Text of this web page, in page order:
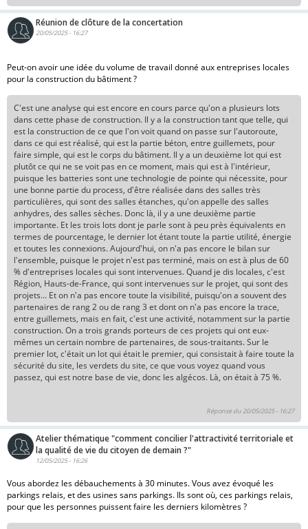
Réunion de clôture de la concertation
20/05/2025 - 16:27
Peut-on avoir une idée du volume de travail donné aux entreprises locales
pour la construction du bâtiment ?
C'est une analyse qui est encore en cours parce qu'on a plusieurs lots
dans cette phase de construction. Il y a la construction tant que telle, qui
est la construction de ce que l'on voit quand on passe sur l'autoroute,
dans ce qui est réalisé, qui est la partie béton, entre guillemets, pour
faire simple, qui est le corps du bâtiment. Il y a un deuxième lot qui est
plutôt ce qui ne se voit pas en ce moment, mais qui est à l'intérieur,
puisque les batteries sont une technologie de pointe qui nécessite, pour
une bonne partie du process, d'être réalisée dans des salles très
particulières, qui sont des salles étanches, qu'on appelle des salles
anhydres, des salles sèches. Donc là, il y a une deuxième partie
importante. Et les trois lots dont je parle sont à peu près équivalents en
termes de pourcentage, le dernier lot étant toute la partie utilité, énergie
et toutes les connexions. Aujourd'hui, on n'a pas encore le bilan sur
l'ensemble, puisque le projet n'est pas terminé, mais on est à plus de 60
% d'entreprises locales qui sont intervenues. Quand je dis locales, c'est
Région, Hauts-de-France, qui sont intervenues sur le projet, qui sont des
projets... Et on n'a pas encore toute la visibilité, puisqu'on a souvent des
partenaires de rang 2 ou de rang 3 et dont on n'a pas encore la trace,
entre guillemets, mais en fait, c'est une activité, notamment sur la partie
construction. On a trois grands porteurs de ces projets qui ont eux-
mêmes un certain nombre de partenaires, de sous-traitants. Sur le
premier lot, c'était un lot qui était le premier, qui consistait à faire toute la
sécurité du site, les verdets du site, ce que vous voyez quand vous
passez, qui est notre base de vie, donc les algécos. Là, on était à 75 %.
Réponse du 20/05/2025 - 16:27
Atelier thématique "comment concilier l'attractivité territoriale et
la qualité de vie du citoyen de demain ?"
12/05/2025 - 16:26
Vous abordez les débauchements à 30 minutes. Vous avez évoqué les
parkings relais, et des usines sans parkings. Ils sont où, ces parkings relais,
pour que les personnes puissent faire les derniers kilomètres ?